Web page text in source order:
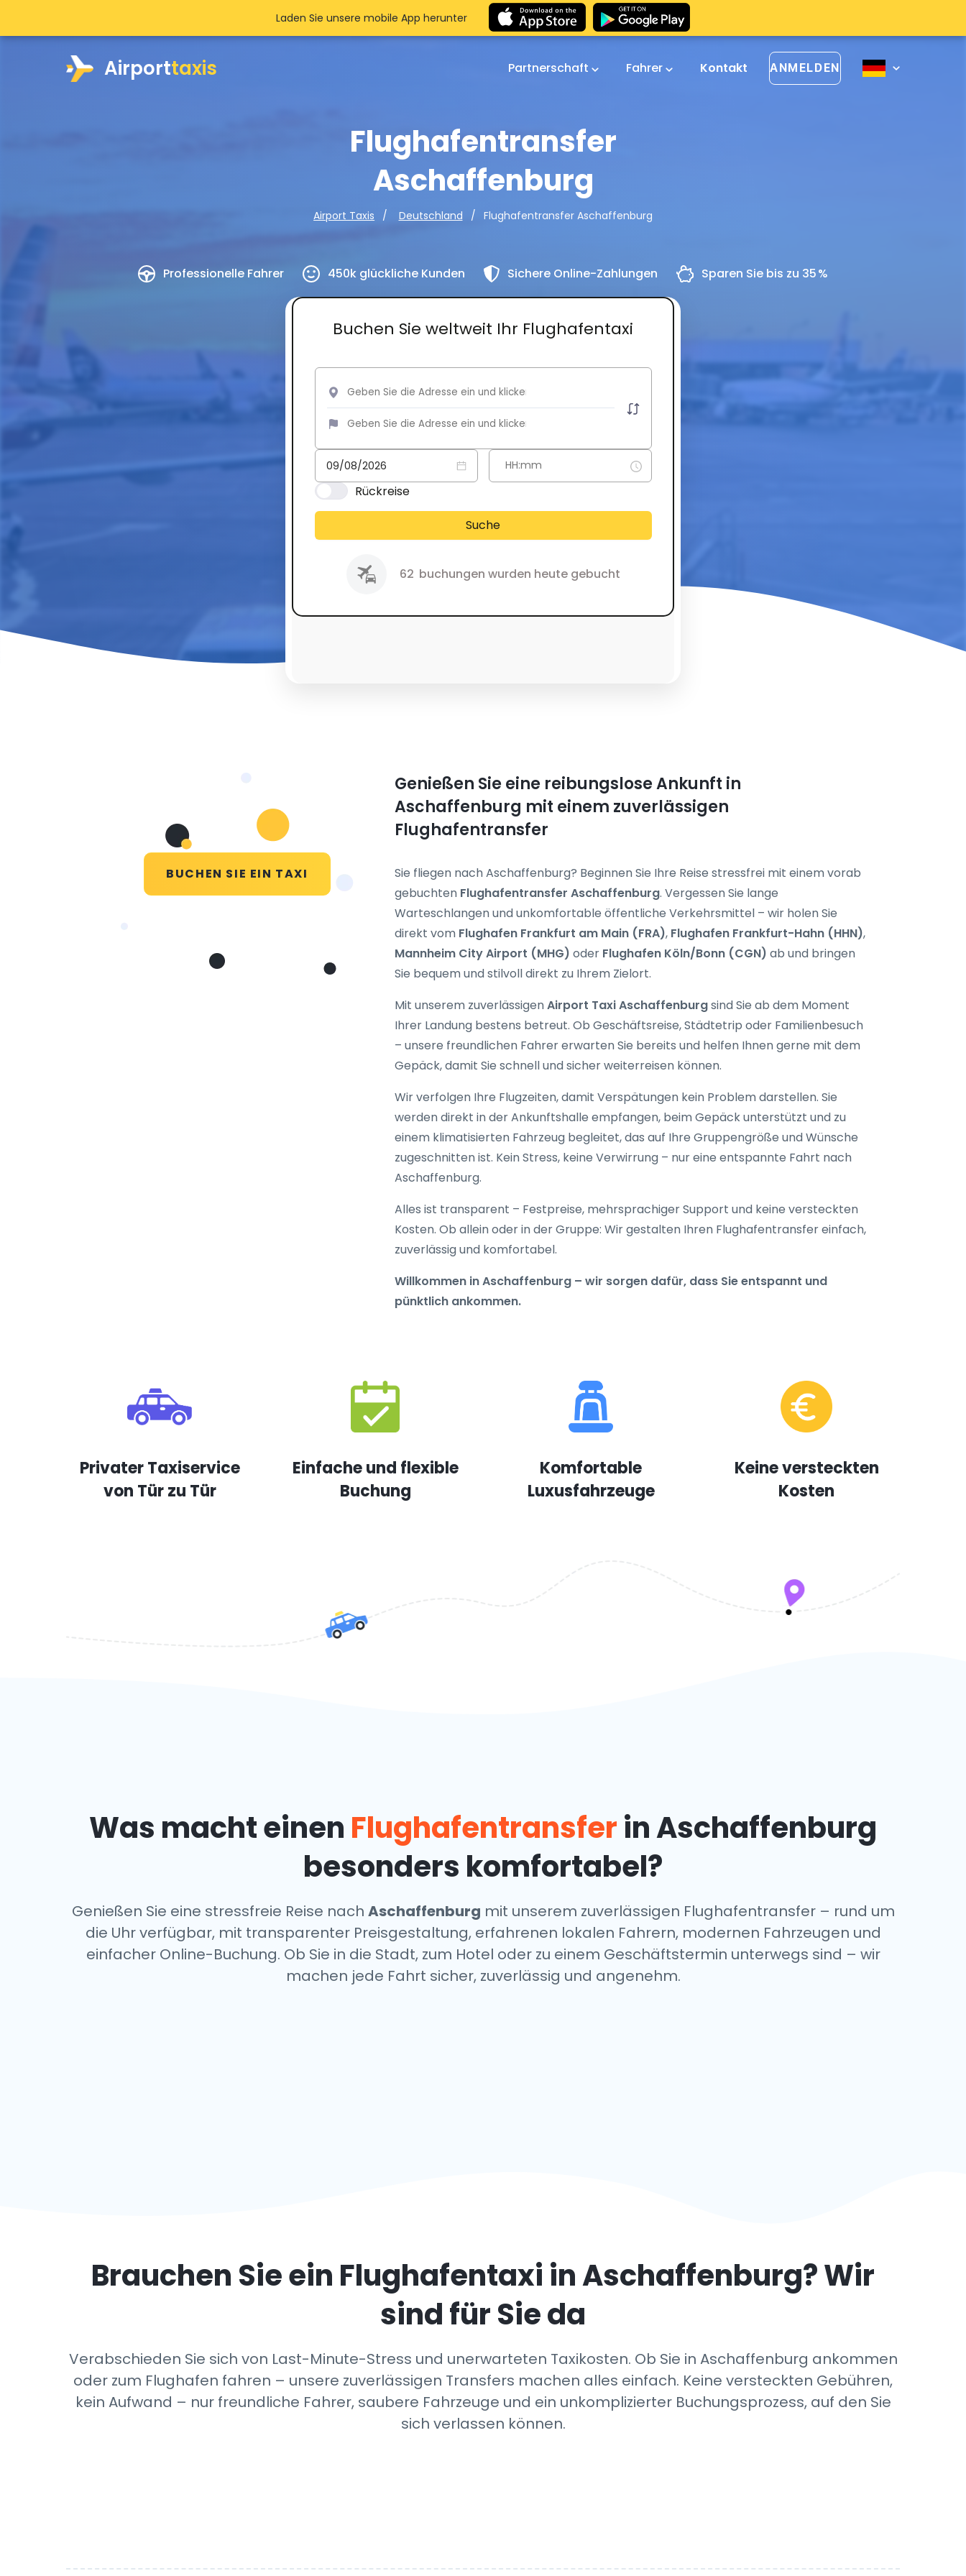
Airporttaxis Partnerschaft Fahrer Kontakt ANMELDEN
Flughafentransfer
Aschaffenburg
Airport Taxis Deutschland Flughafentransfer Aschaffenburg
Professionelle Fahrer 450k glückliche Kunden Sichere Online-Zahlungen Sparen Sie bis zu 35 %
Buchen Sie weltweit Ihr Flughafentaxi
Rückreise
Suche
62 buchungen wurden heute gebucht
Laden Sie unsere mobile App herunter
BUCHEN SIE EIN TAXI
Genießen Sie eine reibungslose Ankunft in
Aschaffenburg mit einem zuverlässigen
Flughafentransfer
Sie fliegen nach Aschaffenburg? Beginnen Sie Ihre Reise stressfrei mit einem vorab
gebuchten Flughafentransfer Aschaffenburg. Vergessen Sie lange
Warteschlangen und unkomfortable öffentliche Verkehrsmittel – wir holen Sie
direkt vom Flughafen Frankfurt am Main (FRA), Flughafen Frankfurt-Hahn (HHN),
Mannheim City Airport (MHG) oder Flughafen Köln/Bonn (CGN) ab und bringen
Sie bequem und stilvoll direkt zu Ihrem Zielort.
Mit unserem zuverlässigenAirport Taxi Aschaffenburgsind Sie ab dem Moment
Ihrer Landung bestens betreut. Ob Geschäftsreise, Städtetrip oder Familienbesuch
– unsere freundlichen Fahrer erwarten Sie bereits und helfen Ihnen gerne mit dem
Gepäck, damit Sie schnell und sicher weiterreisen können.
Wir verfolgen Ihre Flugzeiten, damit Verspätungen kein Problem darstellen. Sie
werden direkt in der Ankunftshalle empfangen, beim Gepäck unterstützt und zu
einem klimatisierten Fahrzeug begleitet, das auf Ihre Gruppengröße und Wünsche
zugeschnitten ist. Kein Stress, keine Verwirrung – nur eine entspannte Fahrt nach
Aschaffenburg.
Alles ist transparent – Festpreise, mehrsprachiger Support und keine versteckten
Kosten. Ob allein oder in der Gruppe: Wir gestalten Ihren Flughafentransfer einfach,
zuverlässig und komfortabel.
Willkommen in Aschaffenburg – wir sorgen dafür, dass Sie entspannt und
pünktlich ankommen.
Privater Taxiservice
von Tür zu Tür
Einfache und flexible
Buchung
Komfortable
Luxusfahrzeuge
Keine versteckten
Kosten
Was macht einen Flughafentransferin Aschaffenburg
besonders komfortabel?
Genießen Sie eine stressfreie Reise nach Aschaffenburg mit unserem zuverlässigen Flughafentransfer – rund um
die Uhr verfügbar, mit transparenter Preisgestaltung, erfahrenen lokalen Fahrern, modernen Fahrzeugen und
einfacher Online-Buchung. Ob Sie in die Stadt, zum Hotel oder zu einem Geschäftstermin unterwegs sind – wir
machen jede Fahrt sicher, zuverlässig und angenehm.
Brauchen Sie ein Flughafentaxi inAschaffenburg? Wir
sind für Sie da
Verabschieden Sie sich von Last-Minute-Stress und unerwarteten Taxikosten. Ob Sie in Aschaffenburg ankommen
oder zum Flughafen fahren – unsere zuverlässigen Transfers machen alles einfach. Keine versteckten Gebühren,
kein Aufwand – nur freundliche Fahrer, saubere Fahrzeuge und ein unkomplizierter Buchungsprozess, auf den Sie
sich verlassen können.